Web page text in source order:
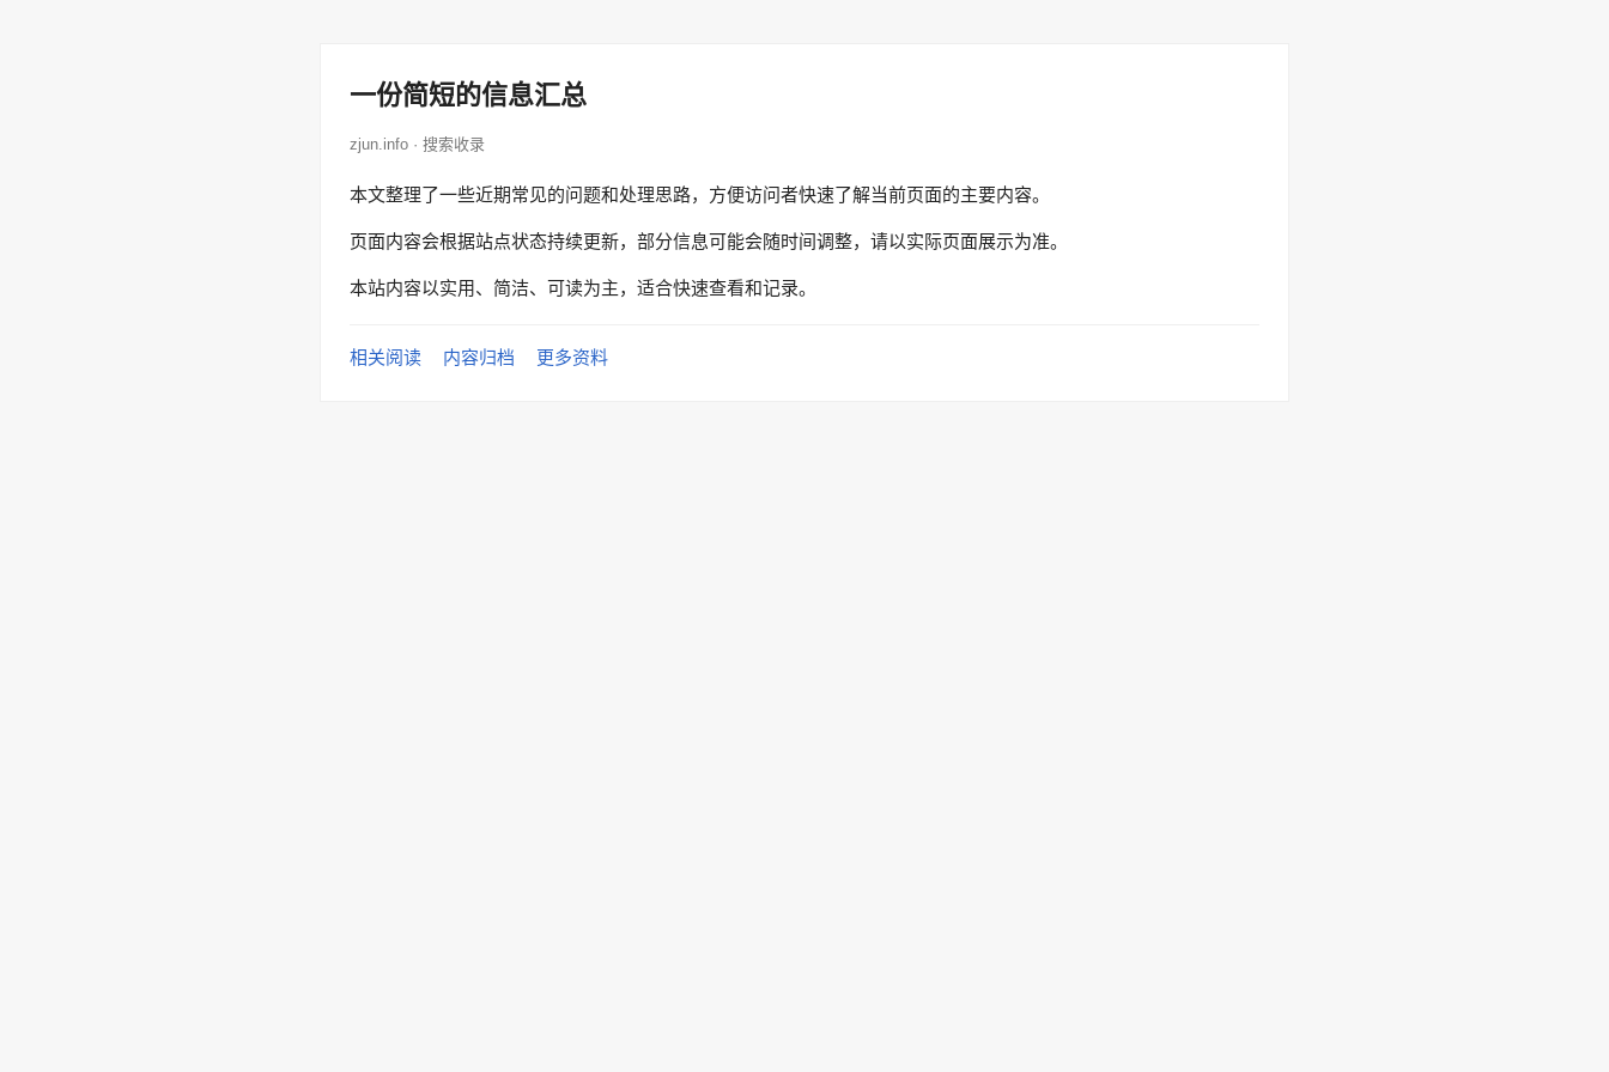
一份简短的信息汇总
zjun.info · 搜索收录
本文整理了一些近期常见的问题和处理思路，方便访问者快速了解当前页面的主要内容。
页面内容会根据站点状态持续更新，部分信息可能会随时间调整，请以实际页面展示为准。
本站内容以实用、简洁、可读为主，适合快速查看和记录。
相关阅读 内容归档 更多资料